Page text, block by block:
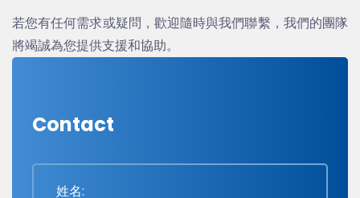
若您有任何需求或疑問，歡迎隨時與我們聯繫，我們的團隊
將竭誠為您提供支援和協助。
Contact